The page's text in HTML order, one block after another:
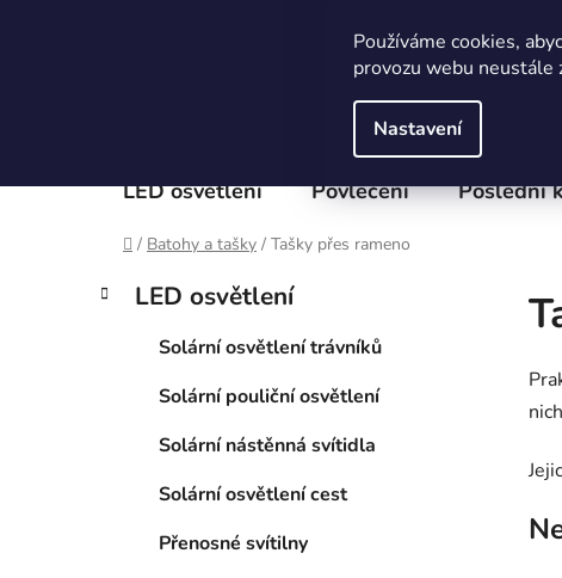
Používáme cookies,
provozu webu neustále
Nastavení
LED osvětlení Povlečení Poslední
Domů
/ Batohy a tašky / Tašky přes rameno
PPřeskočit
kategorie
K
a
LED osvětlení
Solární osvětlení trávníků
Solární pouliční osvětlení
Solární nástěnná svítidla
Solární osvětlení cest
Přenosné svítilny